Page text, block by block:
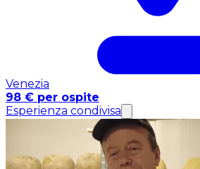
Venezia
98 € per ospite
Esperienza condivisa